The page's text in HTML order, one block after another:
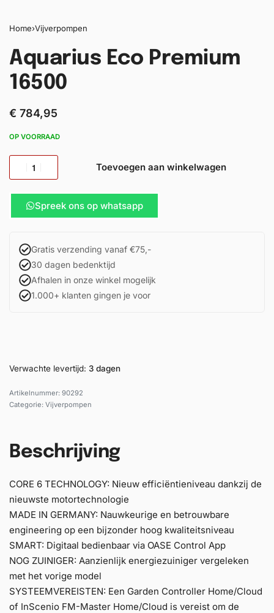
Home›Vijverpompen
Aquarius Eco Premium
16500
€ 784,95
OP VOORRAAD
Toevoegen aan winkelwagen
Spreek ons op whatsapp
Gratis verzending vanaf €75,-
30 dagen bedenktijd
Afhalen in onze winkel mogelijk
1.000+ klanten gingen je voor
Verwachte levertijd: 3 dagen
90292
Categorie: Vijverpompen
Beschrijving
CORE 6 TECHNOLOGY: Nieuw efficiëntieniveau dankzij de
nieuwste motortechnologie
MADE IN GERMANY: Nauwkeurige en betrouwbare
engineering op een bijzonder hoog kwaliteitsniveau
SMART: Digitaal bedienbaar via OASE Control App
NOG ZUINIGER: Aanzienlijk energiezuiniger vergeleken
met het vorige model
SYSTEEMVEREISTEN: Een Garden Controller Home/Cloud
of InScenio FM-Master Home/Cloud is vereist om de